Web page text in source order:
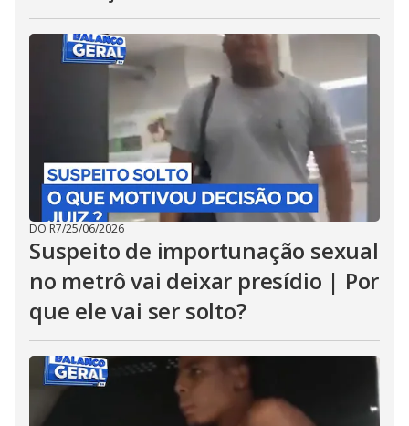
DO R7/25/06/2026
Suspeito de importunação sexual
no metrô vai deixar presídio | Por
que ele vai ser solto?